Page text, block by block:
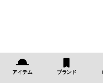
アイテム ブランド